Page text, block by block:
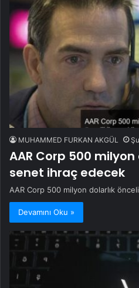
MUHAMMED FURKAN AKGÜL
AAR Corp 500 milyon
senet ihraç edecek
AAR Corp 500 milyon dolarlık
Devamını Oku »